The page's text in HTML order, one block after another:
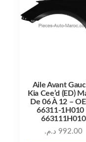
Aile Avant
Kia Cee’d (ED)
De 06 À 12 –
66311-1H010
663111H010
992.00 د.م.